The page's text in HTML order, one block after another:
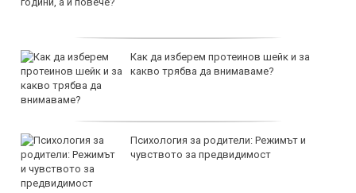
Как да изберем протеинов шейк и за
какво трябва да внимаваме?
Психология за родители: Режимът и
чувството за предвидимост